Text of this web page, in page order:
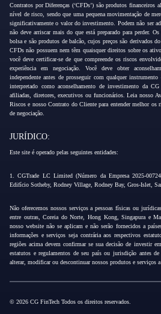
Contratos por Diferenças (‘CFDs’) são produtos financeiros
nível de risco, sendo que uma pequena movimentação de
significativamente o valor do investimento. Podem não ser
não deve arriscar mais do que está preparado para perder.
bolsa e são produtos de balcão, cujos preços são derivados
CFDs não possuem nem têm quaisquer direitos sobre os
você deve certificar-se de que compreende os riscos
experiência em negociação. Você deve obter
independente antes de prosseguir com qualquer
interpretado como aconselhamento de investimento da
afiliadas, diretores, executivos ou funcionários. Leia nosso
Riscos e nosso Contrato do Cliente para entender melhor os
de negociação.
JURÍDICO:
Este site é operado pelas seguintes entidades:
1. CGTrade LC Limited (Número da Empresa 2025-
Edifício Sotheby, Rodney Village, Rodney Bay, Gros-Islet,
Não oferecemos nossos serviços a pessoas físicas ou
entre outras, Coreia do Norte, Hong Kong, Singapura e
nosso website não se aplicam e não serão fornecidos a
informações e serviços seja contrária aos respectivos
regiões acima devem confirmar se sua decisão de investir
estatutos e regulamentos de seu país ou jurisdição antes
alterar, modificar ou descontinuar nossos produtos e serviços
© 2026 CG FinTech Todos os direitos reservados.